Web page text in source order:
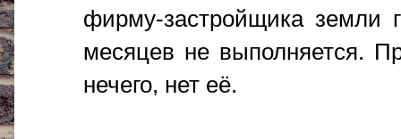
фирму-застройщика земли
месяцев не выполняется.
нечего, нет её.